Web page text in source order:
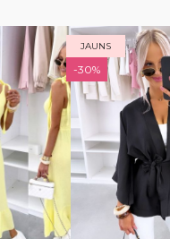
JAUNS
-30%